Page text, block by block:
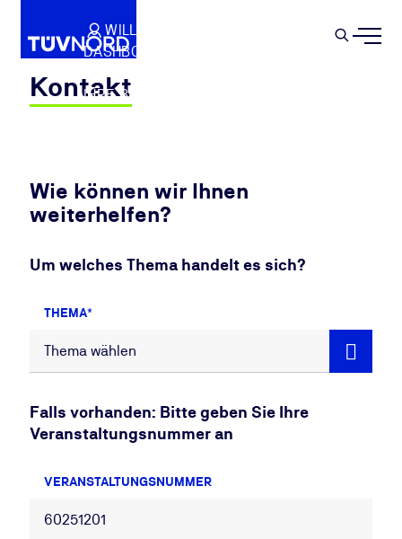
Springe zum Hauptinhalt
WILLKOMMEN
DASHBOARD
IHR PROFIL
IHRE BUCHUNGEN
Kontakt
Wie können wir Ihnen
weiterhelfen?
Um welches Thema handelt es sich?
THEMA
Falls vorhanden: Bitte geben Sie Ihre
Veranstaltungsnummer an
VERANSTALTUNGSNUMMER